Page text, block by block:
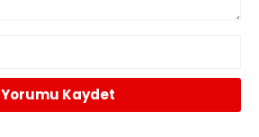
Yorumu Kaydet